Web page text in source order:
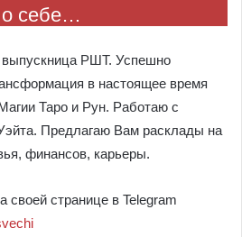
себе…
РШТ. Успешно
в настоящее время
Таро и Рун. Работаю с
Предлагаю Вам расклады на
финансов, карьеры.
своей странице в Telegram